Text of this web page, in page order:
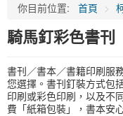
你目前位置: 首頁 >
騎馬釘彩色書刊
書刊／書本／書籍印刷服
您選擇。書刊釘裝方式包
印刷或彩色印刷，以及不
費「紙箱包裝」，書本安